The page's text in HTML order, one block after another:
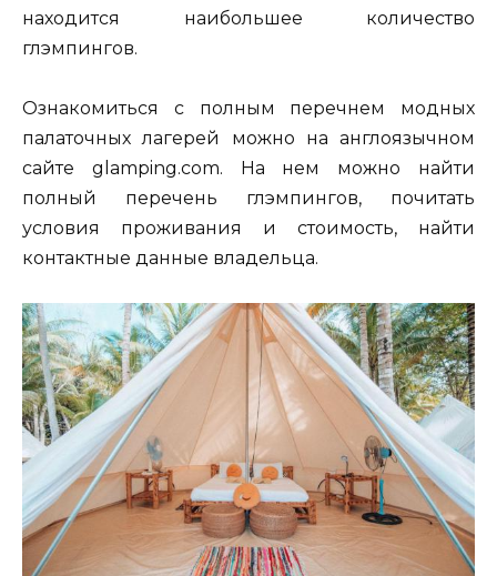
находится наибольшее количество
глэмпингов.
Ознакомиться с полным перечнем модных
палаточных лагерей можно на англоязычном
сайте glamping.com. На нем можно найти
полный перечень глэмпингов, почитать
условия проживания и стоимость, найти
контактные данные владельца.